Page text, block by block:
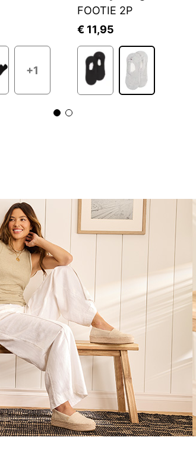
+1
FOOTIE 2P
€ 11,95